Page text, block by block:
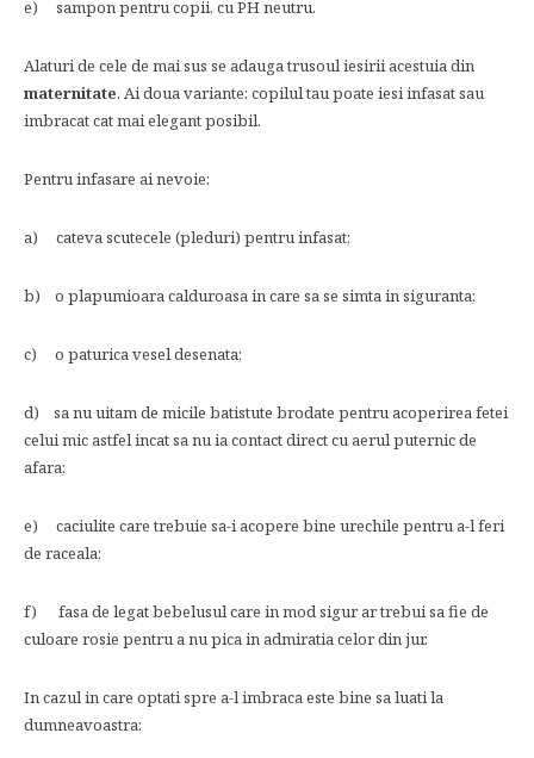
e) sampon pentru copii, cu PH neutru.
Alaturi de cele de mai sus se adauga trusoul iesirii acestuia din
maternitate. Ai doua variante: copilul tau poate iesi infasat sau
imbracat cat mai elegant posibil.
Pentru infasare ai nevoie:
a) cateva scutecele (pleduri) pentru infasat;
b) o plapumioara calduroasa in care sa se simta in siguranta;
c) o paturica vesel desenata;
d) sa nu uitam de micile batistute brodate pentru acoperirea fetei
celui mic astfel incat sa nu ia contact direct cu aerul puternic de
afara;
e) caciulite care trebuie sa-i acopere bine urechile pentru a-l feri
de raceala;
f) fasa de legat bebelusul care in mod sigur ar trebui sa fie de
culoare rosie pentru a nu pica in admiratia celor din jur.
In cazul in care optati spre a-l imbraca este bine sa luati la
dumneavoastra: